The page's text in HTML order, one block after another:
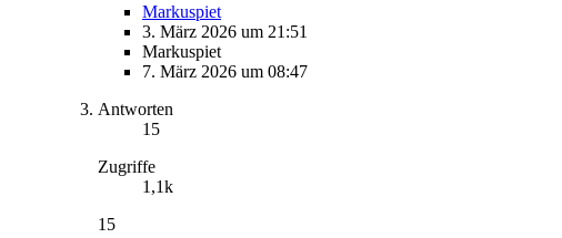
Markuspiet
3. März 2026 um 21:51
Markuspiet
7. März 2026 um 08:47
Antworten
15
Zugriffe
1,1k
15